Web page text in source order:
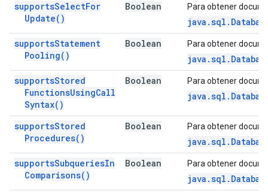
supportsSelectFor
Update( )
Boolean Para obtener
supportsStatement
Pooling( )
Boolean Para obtener
supportsStored
FunctionsUsingCall
Syntax( )
Boolean Para obtener
supportsStored
Procedures( )
Boolean Para obtener
supportsSubqueriesIn
Comparisons( )
Boolean Para obtener